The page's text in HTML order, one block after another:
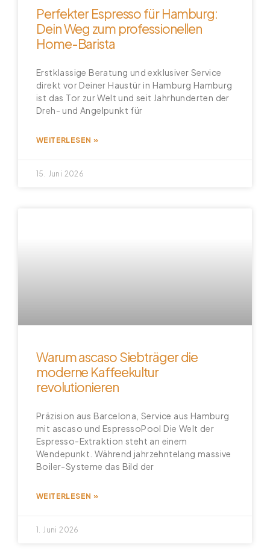
Perfekter Espresso für Hamburg:
Dein Weg zum professionellen
Home-Barista
Erstklassige Beratung und exklusiver Service
direkt vor Deiner Haustür in Hamburg Hamburg
ist das Tor zur Welt und seit Jahrhunderten der
Dreh- und Angelpunkt für
WEITERLESEN »
15. Juni 2026
Warum ascaso Siebträger die
moderne Kaffeekultur
revolutionieren
Präzision aus Barcelona, Service aus Hamburg
mit ascaso und EspressoPool Die Welt der
Espresso-Extraktion steht an einem
Wendepunkt. Während jahrzehntelang massive
Boiler-Systeme das Bild der
WEITERLESEN »
1. Juni 2026